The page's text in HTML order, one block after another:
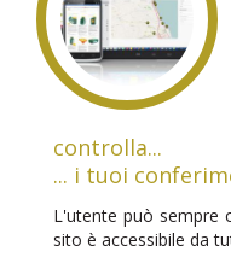
controlla...
... i tuoi
L'utente può sempre
sito è accessibile da